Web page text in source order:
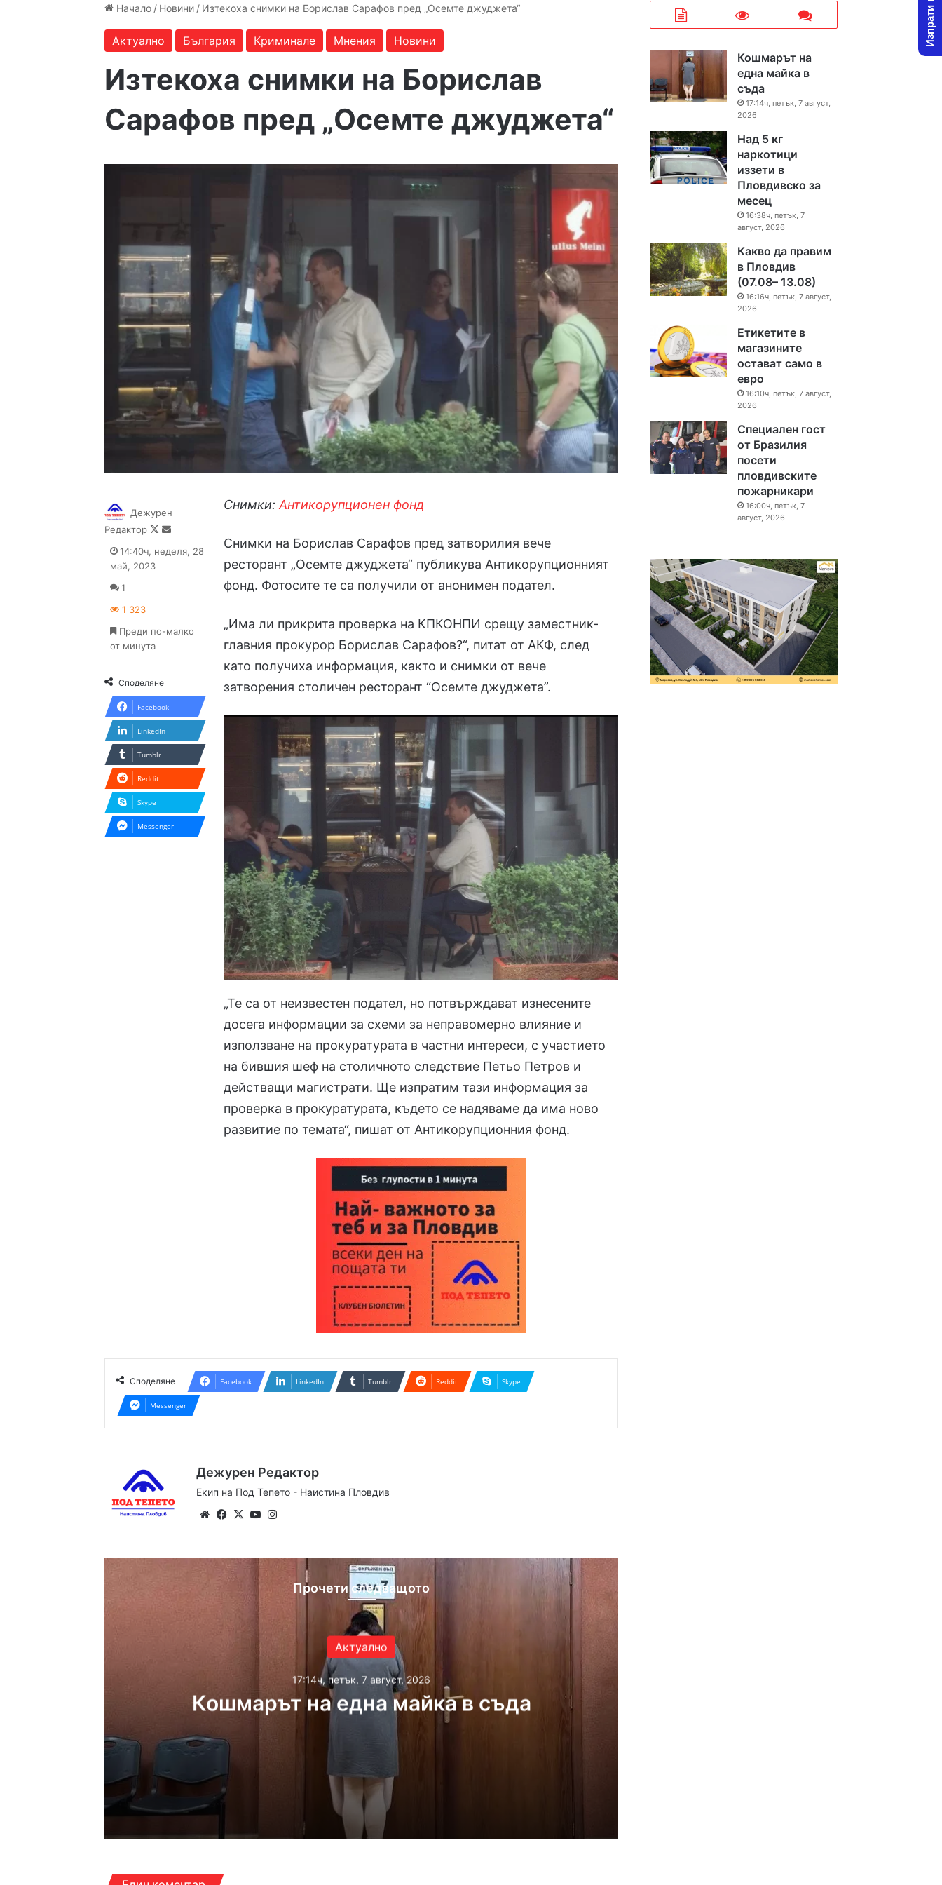
Начало / Новини / Изтекоха снимки на Борислав Сарафов пред „Осемте джуджета“
Актуално България Криминале Мнения Новини
Изтекоха снимки на Борислав
Сарафов пред „Осемте джуджета“
Снимки:Антикорупционен фонд
Снимки на Борислав Сарафов пред затворилия вече
ресторант „Осемте джуджета“ публикува Антикорупционният
фонд. Фотосите те са получили от анонимен подател.
„Има ли прикрита проверка на КПКОНПИ срещу заместник-
главния прокурор Борислав Сарафов?“, питат от АКФ, след
като получиха информация, както и снимки от вече
затворения столичен ресторант “Осемте джуджета”.
„Те са от неизвестен подател, но потвърждават изнесените
досега информации за схеми за неправомерно влияние и
използване на прокуратурата в частни интереси, с участието
на бившия шеф на столичното следствие Петьо Петров и
действащи магистрати. Ще изпратим тази информация за
проверка в прокуратурата, където се надяваме да има ново
развитие по темата“, пишат от Антикорупционния фонд.
Дежурен
Редактор
Follow
X
Send
email
14:40ч, неделя, 28
май, 2023
1
1 323
Преди по-малко
от минута
Споделяне
Facebook
LinkedIn
Tumblr
Reddit
Skype
Messenger
Споделяне Facebook LinkedIn Tumblr Reddit Skype
Messenger
Дежурен Редактор
Екип на Под Тепето - Наистина Пловдив
WebsiteFacebook
X YouTube
Прочети следващото
Актуално
17:14ч, петък, 7 август, 2026
Кошмарът на една майка в съда
17:14ч, петък, 7 август, 2026
Кошмарът на една майка в съда
16:38ч, петък, 7 август, 2026
Кошмарът на
една майка в
съда
17:14ч, петък, 7 август,
2026
Над 5 кг
наркотици
иззети в
Пловдивско за
месец
16:38ч, петък, 7
август, 2026
Какво да правим
в Пловдив
(07.08– 13.08)
16:16ч, петък, 7 август,
2026
Етикетите в
магазините
остават само в
евро
16:10ч, петък, 7 август,
2026
Специален гост
от Бразилия
посети
пловдивските
пожарникари
16:00ч, петък, 7
август, 2026